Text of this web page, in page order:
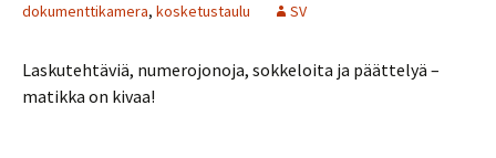
dokumenttikamera, kosketustaulu SV
Laskutehtäviä, numerojonoja, sokkeloita ja päättelyä –
matikka on kivaa!